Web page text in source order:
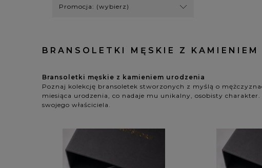
Promocja: (wybierz)
BRANSOLETKI MĘSKIE Z KAMIENIEM
Bransoletki męskie z kamieniem urodzenia
Poznaj kolekcję bransoletek stworzonych z myślą o
miesiąca urodzenia, co nadaje mu unikalny, osobisty
swojego właściciela.